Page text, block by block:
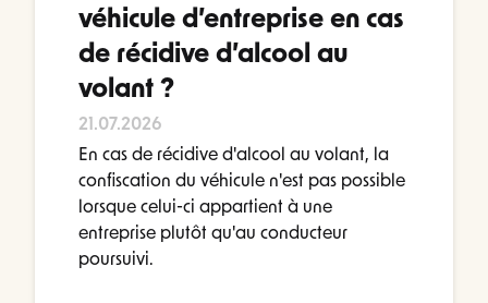
véhicule d’entreprise en cas
de récidive d’alcool au
volant ?
21.07.2026
En cas de récidive d'alcool au volant, la
confiscation du véhicule n'est pas possible
lorsque celui-ci appartient à une
entreprise plutôt qu'au conducteur
poursuivi.